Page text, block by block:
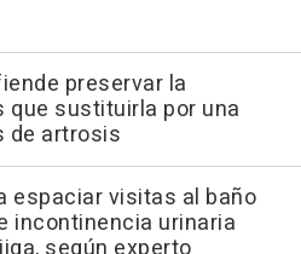
preservar la
sustituirla por una
de artrosis
espaciar visitas al baño
incontinencia urinaria